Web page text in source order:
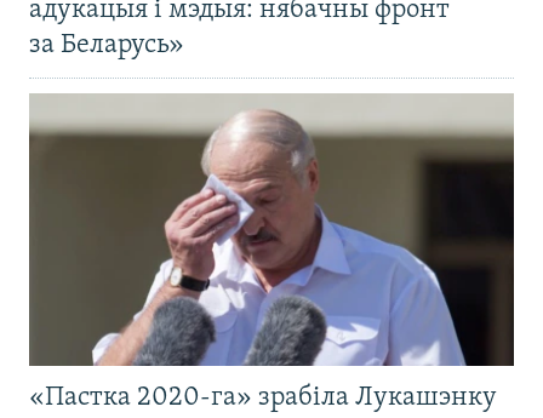
адукацыя і мэдыя: нябачны фронт
за Беларусь»
«Пастка 2020-га» зрабіла Лукашэнку